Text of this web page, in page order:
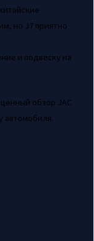
но J7 приятно
и подвеску на
обзор JAC
автомобиля.